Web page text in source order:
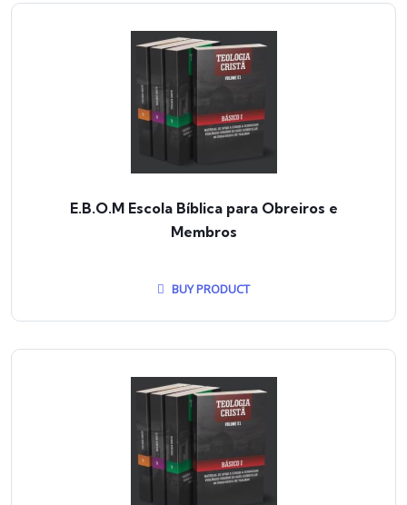
E.B.O.M Escola Bíblica para Obreiros e
Membros
BUY PRODUCT